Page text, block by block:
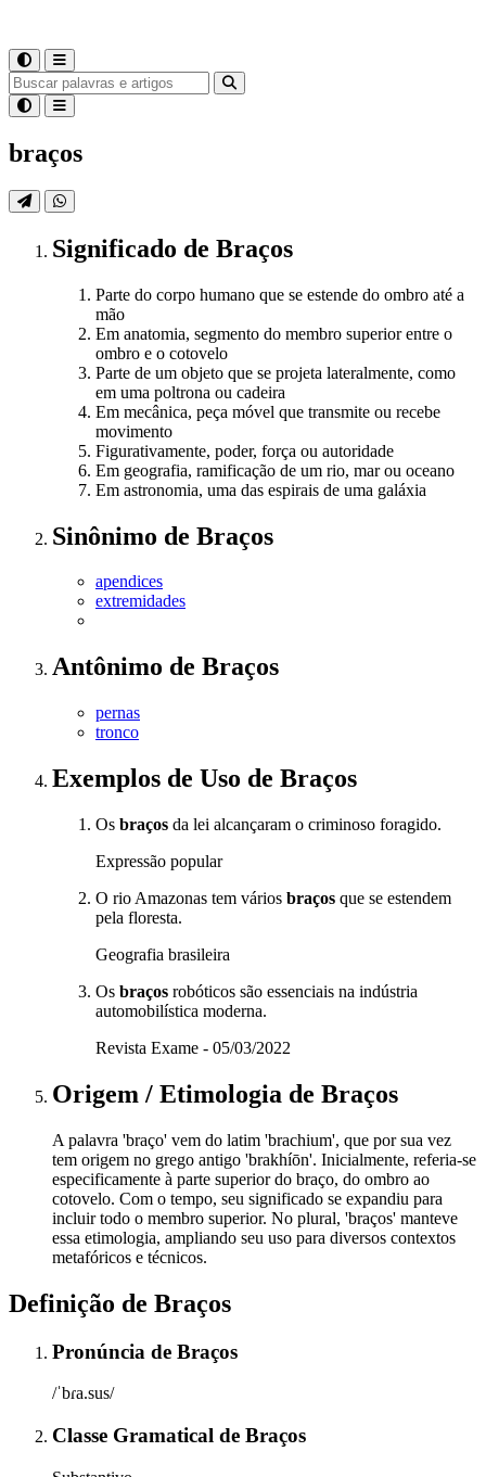
braços
Significado de Braços
Parte do corpo humano que se estende do ombro até a
mão
Em anatomia, segmento do membro superior entre o
ombro e o cotovelo
Parte de um objeto que se projeta lateralmente, como
em uma poltrona ou cadeira
Em mecânica, peça móvel que transmite ou recebe
movimento
Figurativamente, poder, força ou autoridade
Em geografia, ramificação de um rio, mar ou oceano
Em astronomia, uma das espirais de uma galáxia
Sinônimo de Braços
apendices
extremidades
Antônimo de Braços
pernas
tronco
Exemplos de Uso de Braços
Os braços da lei alcançaram o criminoso foragido.
Expressão popular
O rio Amazonas tem vários braços que se estendem
pela floresta.
Geografia brasileira
Os braços robóticos são essenciais na indústria
automobilística moderna.
Revista Exame - 05/03/2022
Origem / Etimologia de Braços
A palavra 'braço' vem do latim 'brachium', que por sua vez
tem origem no grego antigo 'brakhíōn'. Inicialmente, referia-se
especificamente à parte superior do braço, do ombro ao
cotovelo. Com o tempo, seu significado se expandiu para
incluir todo o membro superior. No plural, 'braços' manteve
essa etimologia, ampliando seu uso para diversos contextos
metafóricos e técnicos.
Definição de Braços
Pronúncia de Braços
/ˈbɾa.sus/
Classe Gramatical de Braços